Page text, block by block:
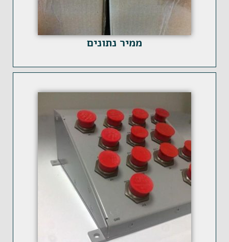
ממיר נתונים